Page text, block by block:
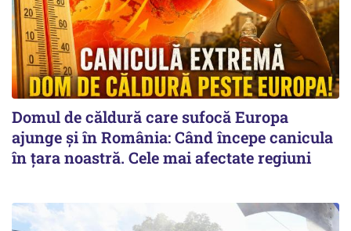
Domul de căldură care sufocă Europa
ajunge și în România: Când începe canicula
în țara noastră. Cele mai afectate regiuni